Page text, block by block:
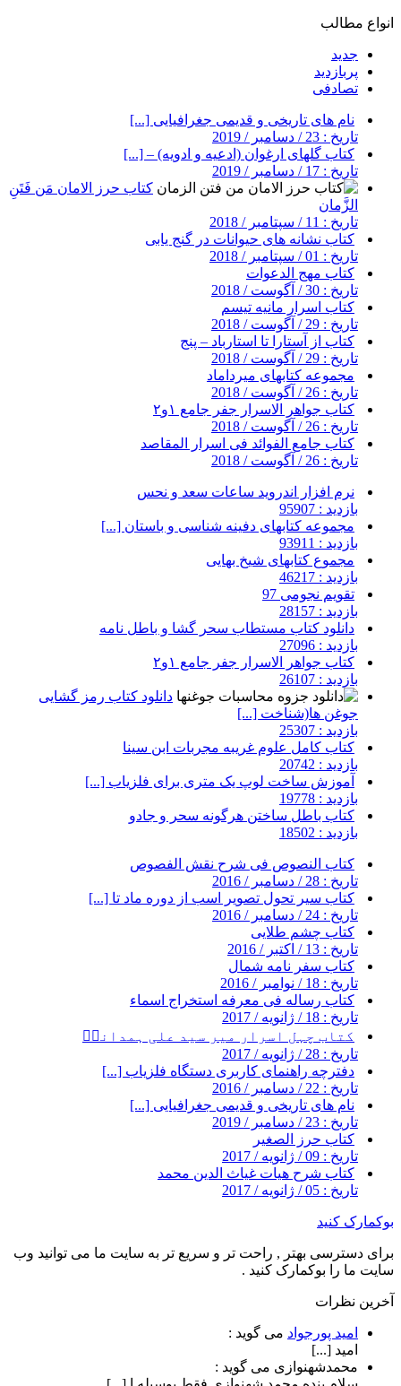
انواع مطالب
جدید
پربازدید
تصادفی
نام های تاریخی و قدیمی جغرافیایی [...]
تاریخ : 23 / دسامبر / 2019
کتاب گلهای ارغوان (ادعیه و ادویه) – [...]
تاریخ : 17 / دسامبر / 2019
کتاب حرز الامان مَن فَتَنِ
الزَّمان
تاریخ : 11 / سپتامبر / 2018
کتاب نشانه های حیوانات در گنج یابی
تاریخ : 01 / سپتامبر / 2018
کتاب مهج الدعوات
تاریخ : 30 / آگوست / 2018
کتاب اسرار مانیه تیسم
تاریخ : 29 / آگوست / 2018
کتاب از آستارا تا استارباد – پنج
تاریخ : 29 / آگوست / 2018
مجموعه کتابهای میرداماد
تاریخ : 26 / آگوست / 2018
کتاب جواهر الاسرار جفر جامع ۱و۲
تاریخ : 26 / آگوست / 2018
کتاب جامع الفوائد فی اسرار المقاصد
تاریخ : 26 / آگوست / 2018
نرم افزار اندروید ساعات سعد و نحس
بازدید : 95907
مجموعه کتابهای دفینه شناسی و باستان [...]
بازدید : 93911
مجموع کتابهای شیخ بهایی
بازدید : 46217
تقویم نجومی 97
بازدید : 28157
دانلود کتاب مستطاب سحر گشا و باطل نامه
بازدید : 27096
کتاب جواهر الاسرار جفر جامع ۱و۲
بازدید : 26107
دانلود کتاب رمز گشایی
جوغن ها(شناخت [...]
بازدید : 25307
کتاب کامل علوم غریبه مجربات ابن سینا
بازدید : 20742
آموزش ساخت لوپ یک متری برای فلزیاب [...]
بازدید : 19778
کتاب باطل ساختن هرگونه سحر و جادو
بازدید : 18502
کتاب النصوص فی شرح نقش الفصوص
تاریخ : 28 / دسامبر / 2016
کتاب سیر تحول تصویر اسب از دوره ماد تا [...]
تاریخ : 24 / دسامبر / 2016
کتاب چشم طلایی
تاریخ : 13 / اکتبر / 2016
کتاب سفر نامه شمال
تاریخ : 18 / نوامبر / 2016
کتاب رساله فی معرفه استخراج اسماء
تاریخ : 18 / ژانویه / 2017
کتاب چہل اسرار میر سید علی ہمدانیؒ
تاریخ : 28 / ژانویه / 2017
دفترچه راهنمای کاربری دستگاه فلزیاب [...]
تاریخ : 22 / دسامبر / 2016
نام های تاریخی و قدیمی جغرافیایی [...]
تاریخ : 23 / دسامبر / 2019
کتاب حرز الصغیر
تاریخ : 09 / ژانویه / 2017
کتاب شرح هیات غیاث الدین محمد
تاریخ : 05 / ژانویه / 2017
بوکمارک کنید
برای دسترسی بهتر , راحت تر و سریع تر به سایت ما می توانید وب
سایت ما را بوکمارک کنید .
آخرین نظرات
امید پورجواد می گوید :
امید [...]
محمدشهنوازی می گوید :